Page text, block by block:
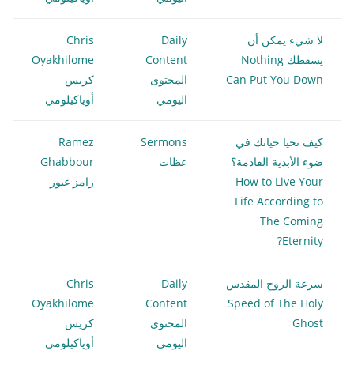
لا شيء يمكن أن
يسقطك Nothing
Can Put You Down
Daily
Content
المحتوى
اليومي
Chris
Oyakhilome
كريس
أوياكيلومي
كيف تحيا حياتك في
ضوء الأبدية القادمة؟
How to Live Your
Life According to
The Coming
Eternity?
Sermons
عظات
Ramez
Ghabbour
رامز غبور
سرعة الروح المقدس
Speed of The Holy
Ghost
Daily
Content
المحتوى
اليومي
Chris
Oyakhilome
كريس
أوياكيلومي